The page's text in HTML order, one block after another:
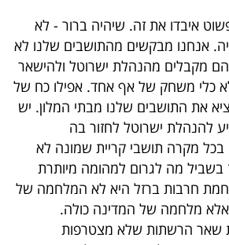
איבדו את זה. שיהיה ברור - לא
אנחנו מבקשים מהתושבים שלנו לא
מקבלים מהנהלת ישרוטל ולהישאר
כלי משחק של אף אחד. אפילו כח של
את התושבים שלנו מבתי המלון. יש
להנהלת ישרוטל לחזור בה
מקרה תושבי קריית שמונה לא
בשביל מה לגרום למהומה מיותרת
חרבות ברזל היא לא המלחמה של
מלחמה של המדינה כולה.
שאר הרשתות שלא מצטרפות